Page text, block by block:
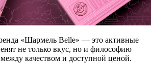
«Шармель Belle» — это активные
не только вкус, но и философию
качеством и доступной ценой.